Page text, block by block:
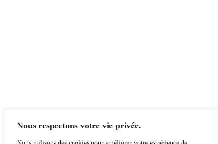
Nous respectons votre vie privée.